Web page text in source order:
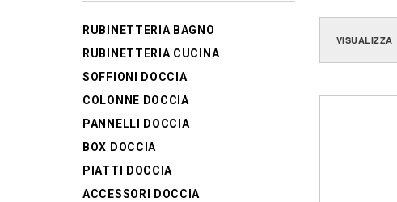
RUBINETTERIA BAGNO
RUBINETTERIA CUCINA
SOFFIONI DOCCIA
COLONNE DOCCIA
PANNELLI DOCCIA
BOX DOCCIA
PIATTI DOCCIA
ACCESSORI DOCCIA
VISUALIZZA